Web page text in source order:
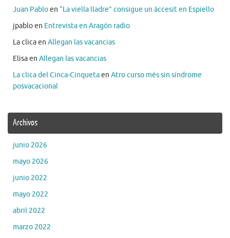
Juan Pabloen “La viella lladre” consigue un áccesit en Espiello
jpabloen Entrevista en Aragón radio
La clicaen Allegan las vacancias
Elisaen Allegan las vacancias
La clica del Cinca-Cinquetaen Atro curso més sin síndrome
posvacacional
Archivos
junio 2026
mayo 2026
junio 2022
mayo 2022
abril 2022
marzo 2022